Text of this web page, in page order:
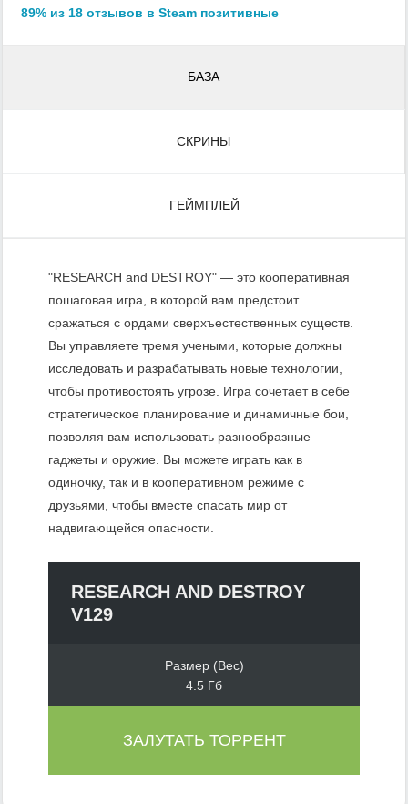
89% из 18 отзывов в Steam позитивные
БАЗА
СКРИНЫ
ГЕЙМПЛЕЙ
"RESEARCH and DESTROY" — это кооперативная
пошаговая игра, в которой вам предстоит
сражаться с ордами сверхъестественных существ.
Вы управляете тремя учеными, которые должны
исследовать и разрабатывать новые технологии,
чтобы противостоять угрозе. Игра сочетает в себе
стратегическое планирование и динамичные бои,
позволяя вам использовать разнообразные
гаджеты и оружие. Вы можете играть как в
одиночку, так и в кооперативном режиме с
друзьями, чтобы вместе спасать мир от
надвигающейся опасности.
RESEARCH AND DESTROY
V129
Размер (Вес)
4.5 Гб
ЗАЛУТАТЬ ТОРРЕНТ